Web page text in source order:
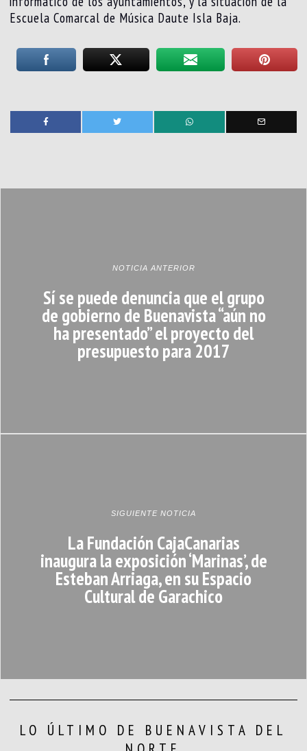
Escuela Comarcal de Música Daute Isla Baja.
NOTICIA ANTERIOR
Sí se puede denuncia que el grupo
de gobierno de Buenavista “aún no
ha presentado” el proyecto del
presupuesto para 2017
SIGUIENTE NOTICIA
La Fundación CajaCanarias
inaugura la exposición ‘Marinas’, de
Esteban Arriaga, en su Espacio
Cultural de Garachico
LO ÚLTIMO DE BUENAVISTA DEL